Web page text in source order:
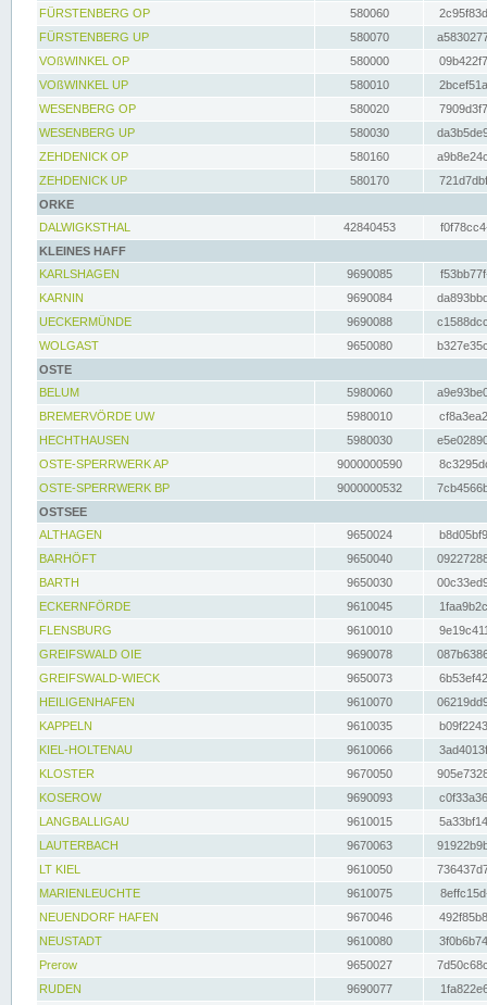
FÜRSTENBERG OP
580060
FÜRSTENBERG UP
580070
VOßWINKEL OP
580000
VOßWINKEL UP
580010
WESENBERG OP
580020
WESENBERG UP
580030
ZEHDENICK OP
580160
ZEHDENICK UP
580170
ORKE
DALWIGKSTHAL
42840453
KLEINES HAFF
KARLSHAGEN
9690085
KARNIN
9690084
UECKERMÜNDE
9690088
WOLGAST
9650080
OSTE
BELUM
5980060
BREMERVÖRDE UW
5980010
HECHTHAUSEN
5980030
OSTE-SPERRWERK AP
9000000590
OSTE-SPERRWERK BP
9000000532
OSTSEE
ALTHAGEN
9650024
BARHÖFT
9650040
BARTH
9650030
ECKERNFÖRDE
9610045
FLENSBURG
9610010
GREIFSWALD OIE
9690078
GREIFSWALD-WIECK
9650073
HEILIGENHAFEN
9610070
KAPPELN
9610035
KIEL-HOLTENAU
9610066
KLOSTER
9670050
KOSEROW
9690093
LANGBALLIGAU
9610015
LAUTERBACH
9670063
LT KIEL
9610050
MARIENLEUCHTE
9610075
NEUENDORF HAFEN
9670046
NEUSTADT
9610080
Prerow
9650027
RUDEN
9690077